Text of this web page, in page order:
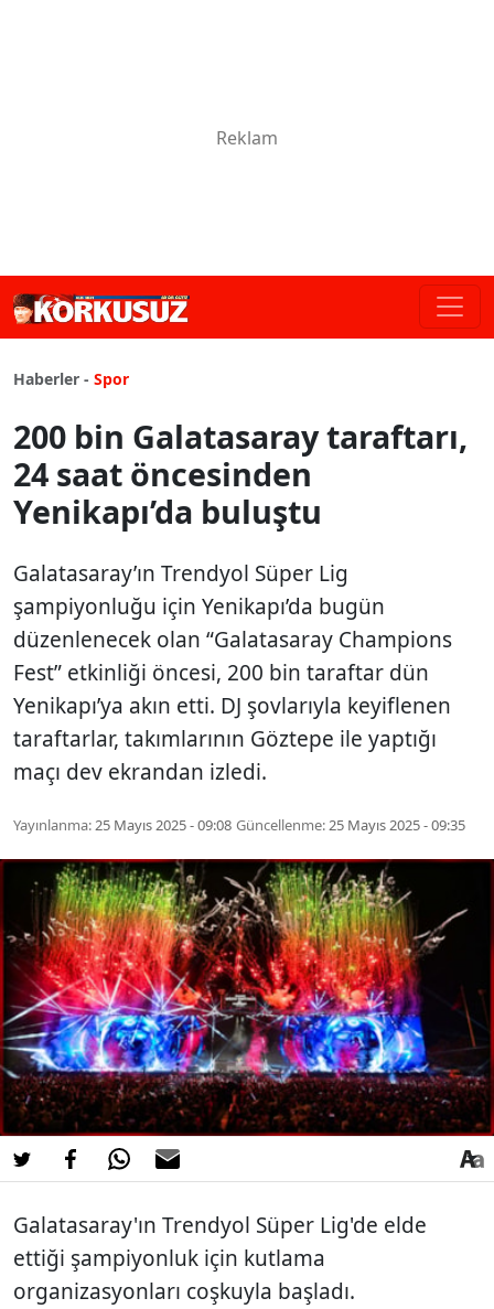
Haberler - Spor
200 bin Galatasaray taraftarı,
24 saat öncesinden
Yenikapı’da buluştu
Galatasaray’ın Trendyol Süper Lig
şampiyonluğu için Yenikapı’da bugün
düzenlenecek olan “Galatasaray Champions
Fest” etkinliği öncesi, 200 bin taraftar dün
Yenikapı’ya akın etti. DJ şovlarıyla keyiflenen
taraftarlar, takımlarının Göztepe ile yaptığı
maçı dev ekrandan izledi.
Yayınlanma:25 Mayıs 2025 - 09:08 Güncellenme:25 Mayıs 2025 - 09:35
Galatasaray'ın Trendyol Süper Lig'de elde
ettiği şampiyonluk için kutlama
organizasyonları coşkuyla başladı.